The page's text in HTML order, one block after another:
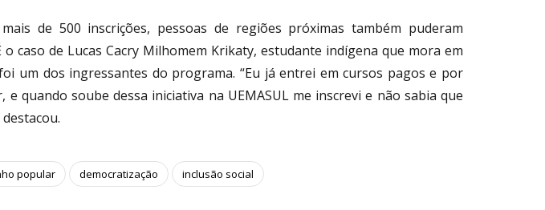
de 500 inscrições, pessoas de regiões próximas também puderam
caso de Lucas Cacry Milhomem Krikaty, estudante indígena que mora em
um dos ingressantes do programa. “Eu já entrei em cursos pagos e por
quando soube dessa iniciativa na UEMASUL me inscrevi e não sabia que
popular democratização inclusão social